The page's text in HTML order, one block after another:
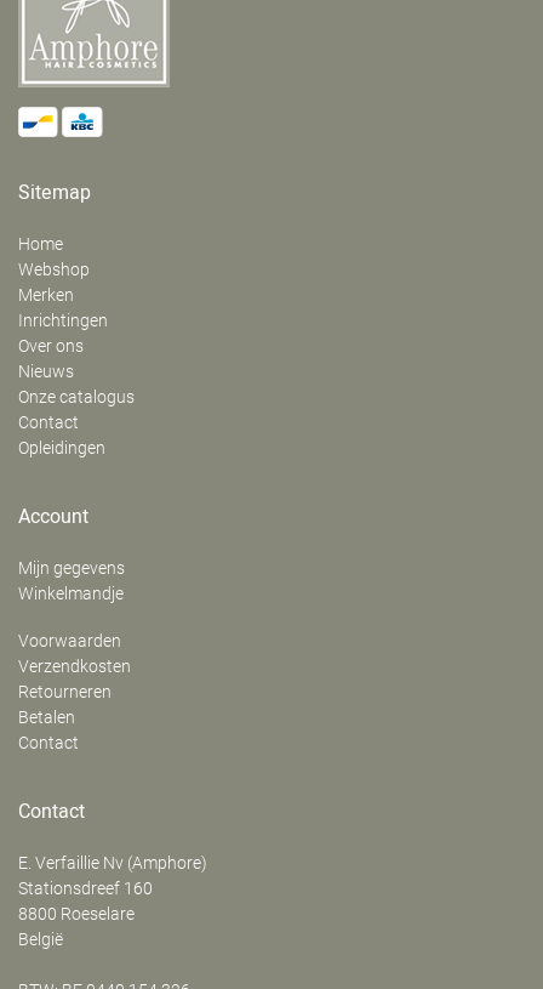
Sitemap
Home
Webshop
Merken
Inrichtingen
Over ons
Nieuws
Onze catalogus
Contact
Opleidingen
Account
Mijn gegevens
Winkelmandje
Voorwaarden
Verzendkosten
Retourneren
Betalen
Contact
Contact
E. Verfaillie Nv (Amphore)
‍Stationsdreef 160
8800 Roeselare
België